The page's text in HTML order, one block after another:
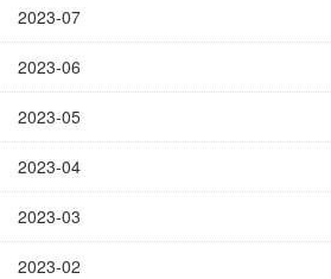
2023-07
2023-06
2023-05
2023-04
2023-03
2023-02